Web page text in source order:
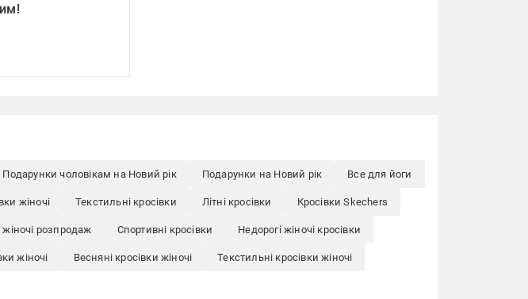
Подарунки чоловікам на Новий рік Подарунки на Новий рік Все для йоги
жіночі Текстильні кросівки Літні кросівки Кросівки Skechers
жіночі розпродаж Спортивні кросівки Недорогі жіночі кросівки
жіночі Весняні кросівки жіночі Текстильні кросівки жіночі